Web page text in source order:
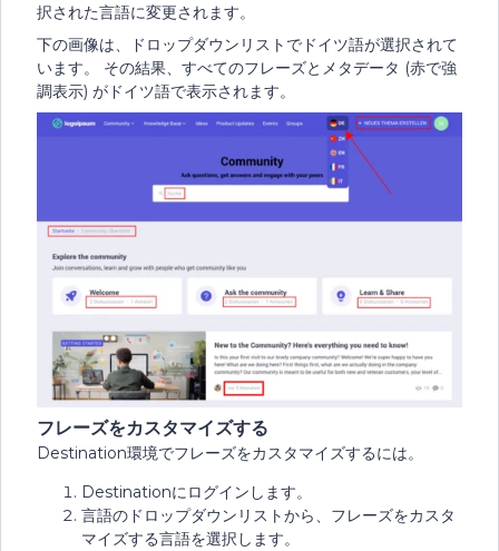
択された言語に変更されます。
下の画像は、ドロップダウンリストでドイツ語が選択されて
います。 その結果、すべてのフレーズとメタデータ (赤で強
調表示) がドイツ語で表示されます。
フレーズをカスタマイズする
Destination環境でフレーズをカスタマイズするには。
Destinationにログインします。
言語のドロップダウンリストから、フレーズをカスタ
マイズする言語を選択します。